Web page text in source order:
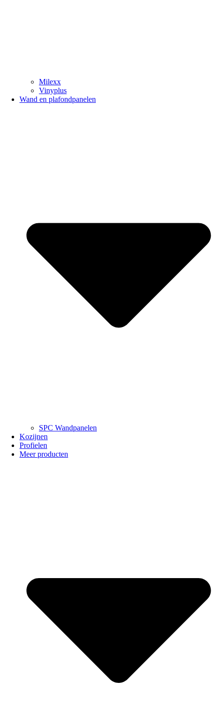
Milexx
Vinyplus
Wand en plafondpanelen
SPC Wandpanelen
Kozijnen
Profielen
Meer producten